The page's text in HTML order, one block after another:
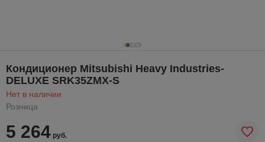
Кондиционер Mitsubishi Heavy Industries-
DELUXE SRK35ZMX-S
Нет в наличии
Розница
5 264 руб.